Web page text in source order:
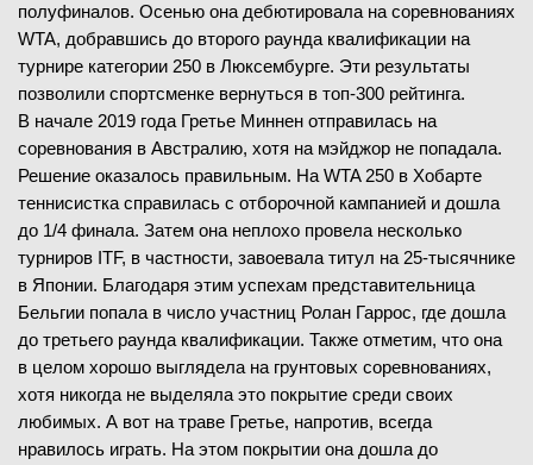
полуфиналов. Осенью она дебютировала на соревнованиях
WTA, добравшись до второго раунда квалификации на
турнире категории 250 в Люксембурге. Эти результаты
позволили спортсменке вернуться в топ-300 рейтинга.
В начале 2019 года Гретье Миннен отправилась на
соревнования в Австралию, хотя на мэйджор не попадала.
Решение оказалось правильным. На WTA 250 в Хобарте
теннисистка справилась с отборочной кампанией и дошла
до 1/4 финала. Затем она неплохо провела несколько
турниров ITF, в частности, завоевала титул на 25-тысячнике
в Японии. Благодаря этим успехам представительница
Бельгии попала в число участниц Ролан Гаррос, где дошла
до третьего раунда квалификации. Также отметим, что она
в целом хорошо выглядела на грунтовых соревнованиях,
хотя никогда не выделяла это покрытие среди своих
любимых. А вот на траве Гретье, напротив, всегда
нравилось играть. На этом покрытии она дошла до